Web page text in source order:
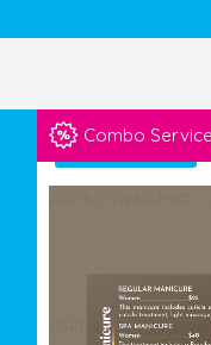
Shop
Combo